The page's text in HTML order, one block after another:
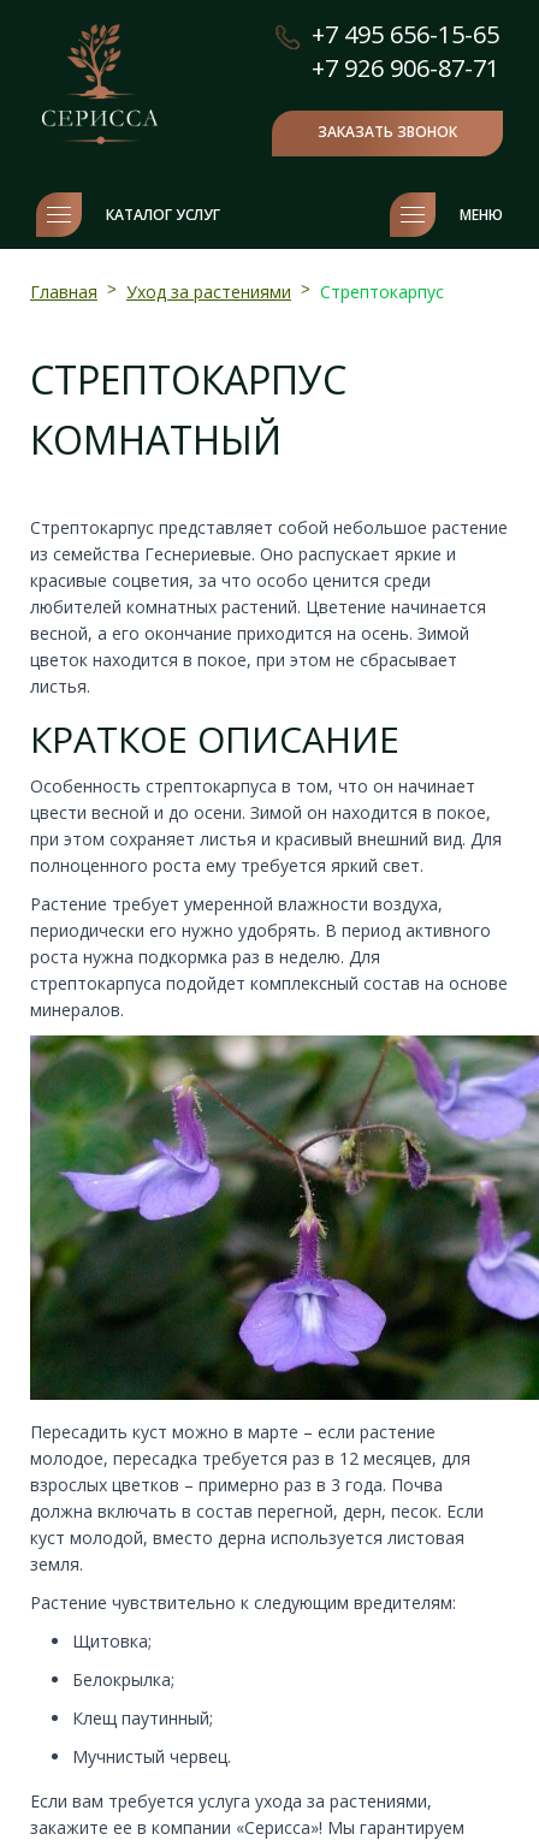
+7 495 656-15-65
+7 926 906-87-71
ЗАКАЗАТЬ ЗВОНОК
КАТАЛОГ УСЛУГ МЕНЮ
Главная > Уход за растениями > Стрептокарпус
CТРЕПТОКАРПУС
КОМНАТНЫЙ
Стрептокарпус представляет собой небольшое растение
из семейства Геснериевые. Оно распускает яркие и
красивые соцветия, за что особо ценится среди
любителей комнатных растений. Цветение начинается
весной, а его окончание приходится на осень. Зимой
цветок находится в покое, при этом не сбрасывает
листья.
КРАТКОЕ ОПИСАНИЕ
Особенность стрептокарпуса в том, что он начинает
цвести весной и до осени. Зимой он находится в покое,
при этом сохраняет листья и красивый внешний вид. Для
полноценного роста ему требуется яркий свет.
Растение требует умеренной влажности воздуха,
периодически его нужно удобрять. В период активного
роста нужна подкормка раз в неделю. Для
стрептокарпуса подойдет комплексный состав на основе
минералов.
Пересадить куст можно в марте – если растение
молодое, пересадка требуется раз в 12 месяцев, для
взрослых цветков – примерно раз в 3 года. Почва
должна включать в состав перегной, дерн, песок. Если
куст молодой, вместо дерна используется листовая
земля.
Растение чувствительно к следующим вредителям:
Щитовка;
Белокрылка;
Клещ паутинный;
Мучнистый червец.
Если вам требуется услуга ухода за растениями,
закажите ее в компании «Серисса»! Мы гарантируем